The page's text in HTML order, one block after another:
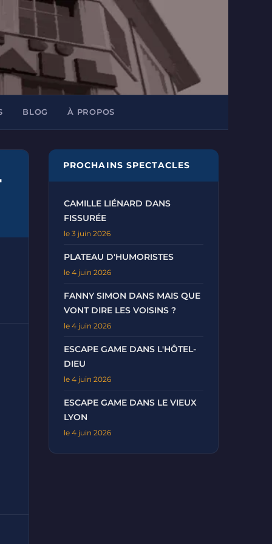
BLOG À PROPOS
PROCHAINS SPECTACLES
CAMILLE LIÉNARD DANS
FISSURÉE
le 3 juin 2026
PLATEAU D'HUMORISTES
le 4 juin 2026
FANNY SIMON DANS MAIS QUE
VONT DIRE LES VOISINS ?
le 4 juin 2026
ESCAPE GAME DANS L'HÔTEL-
DIEU
le 4 juin 2026
ESCAPE GAME DANS LE VIEUX
LYON
le 4 juin 2026